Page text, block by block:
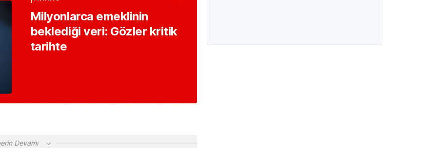
Milyonlarca emeklinin
beklediği veri: Gözler kritik
tarihte
Devamı